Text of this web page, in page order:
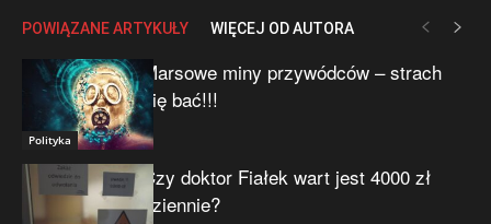
POWIĄZANE ARTYKUŁY WIĘCEJ OD AUTORA
Polityka
Marsowe miny przywódców – strach
się bać!!!
Czy doktor Fiałek wart jest 4000 zł
dziennie?